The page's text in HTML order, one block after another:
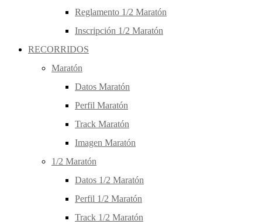
Reglamento 1/2 Maratón
Inscripción 1/2 Maratón
RECORRIDOS
Maratón
Datos Maratón
Perfil Maratón
Track Maratón
Imagen Maratón
1/2 Maratón
Datos 1/2 Maratón
Perfil 1/2 Maratón
Track 1/2 Maratón